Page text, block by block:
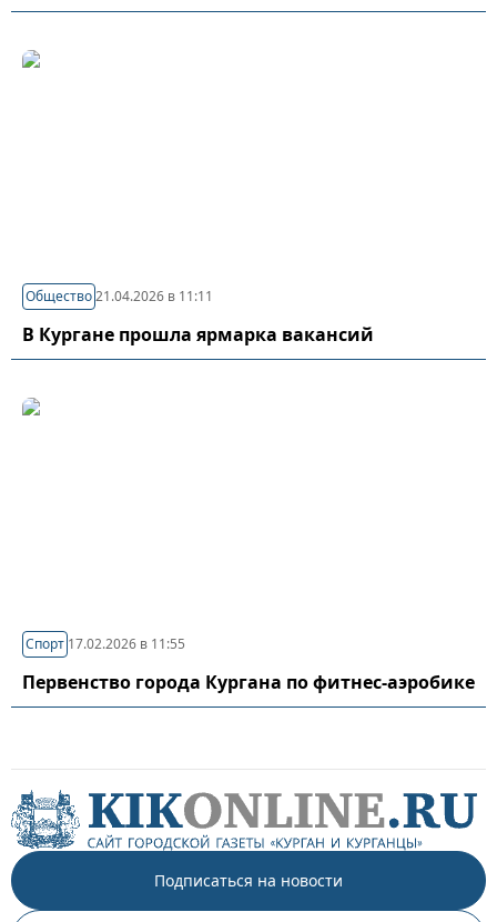
Общество21.04.2026 в 11:11
В Кургане прошла ярмарка вакансий
Спорт 17.02.2026 в 11:55
Первенство города Кургана по фитнес-аэробике
Подписаться на новости